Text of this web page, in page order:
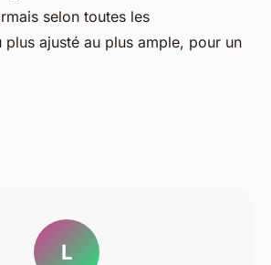
selon toutes les
ajusté au plus ample, pour un
L